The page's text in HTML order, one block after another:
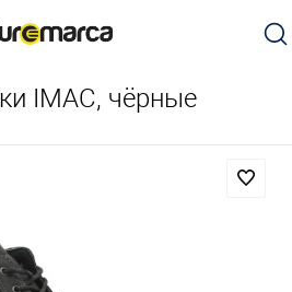
IMAC, чёрные